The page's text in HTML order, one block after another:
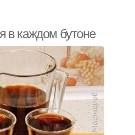
в каждом бутоне